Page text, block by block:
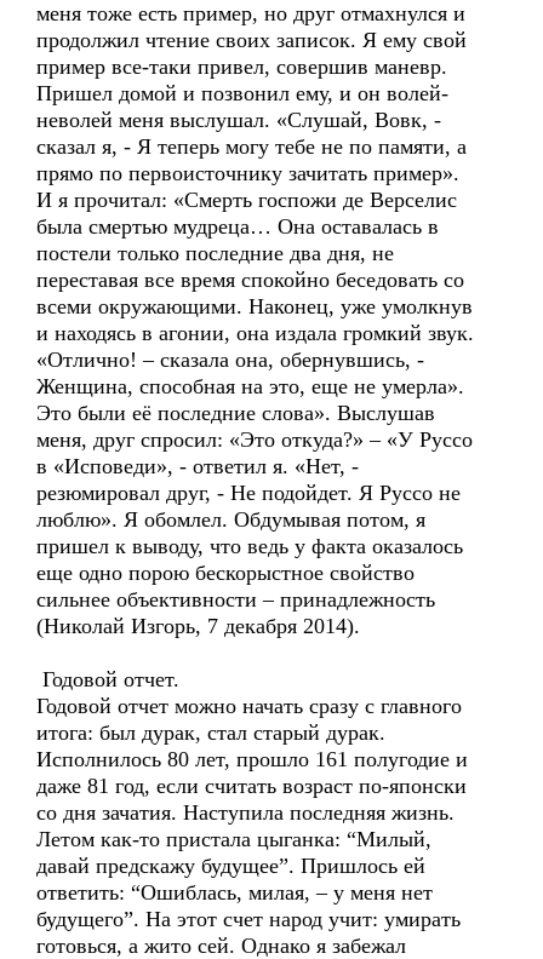
меня тоже есть пример, но друг отмахнулся и
продолжил чтение своих записок. Я ему свой
пример все-таки привел, совершив маневр.
Пришел домой и позвонил ему, и он волей-
неволей меня выслушал. «Слушай, Вовк, -
сказал я, - Я теперь могу тебе не по памяти, а
прямо по первоисточнику зачитать пример».
И я прочитал: «Смерть госпожи де Верселис
была смертью мудреца… Она оставалась в
постели только последние два дня, не
переставая все время спокойно беседовать со
всеми окружающими. Наконец, уже умолкнув
и находясь в агонии, она издала громкий звук.
«Отлично! – сказала она, обернувшись, -
Женщина, способная на это, еще не умерла».
Это были её последние слова». Выслушав
меня, друг спросил: «Это откуда?» – «У Руссо
в «Исповеди», - ответил я. «Нет, -
резюмировал друг, - Не подойдет. Я Руссо не
люблю». Я обомлел. Обдумывая потом, я
пришел к выводу, что ведь у факта оказалось
еще одно порою бескорыстное свойство
сильнее объективности – принадлежность
(Николай Изгорь, 7 декабря 2014).
Годовой отчет.
Годовой отчет можно начать сразу с главного
итога: был дурак, стал старый дурак.
Исполнилось 80 лет, прошло 161 полугодие и
даже 81 год, если считать возраст по-японски
со дня зачатия. Наступила последняя жизнь.
Летом как-то пристала цыганка: “Милый,
давай предскажу будущее”. Пришлось ей
ответить: “Ошиблась, милая, – у меня нет
будущего”. На этот счет народ учит: умирать
готовься, а жито сей. Однако я забежал